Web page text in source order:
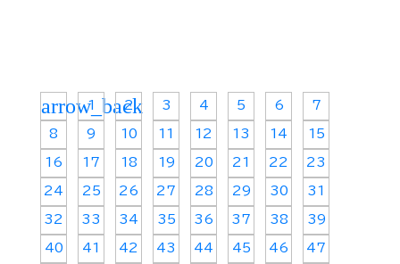
arrow_back
1 2 3 4 5 6 7
8 9 10 11 12 13 14 15
16 17 18 19 20 21 22 23
24 25 26 27 28 29 30 31
32 33 34 35 36 37 38 39
40 41 42 43 44 45 46 47